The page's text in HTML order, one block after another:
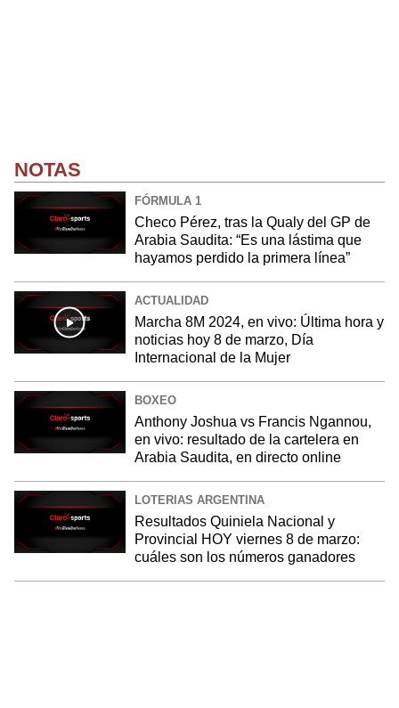
NOTAS
FÓRMULA 1
Checo Pérez, tras la Qualy del GP de
Arabia Saudita: “Es una lástima que
hayamos perdido la primera línea”
ACTUALIDAD
Marcha 8M 2024, en vivo: Última hora y
noticias hoy 8 de marzo, Día
Internacional de la Mujer
BOXEO
Anthony Joshua vs Francis Ngannou,
en vivo: resultado de la cartelera en
Arabia Saudita, en directo online
LOTERIAS ARGENTINA
Resultados Quiniela Nacional y
Provincial HOY viernes 8 de marzo:
cuáles son los números ganadores